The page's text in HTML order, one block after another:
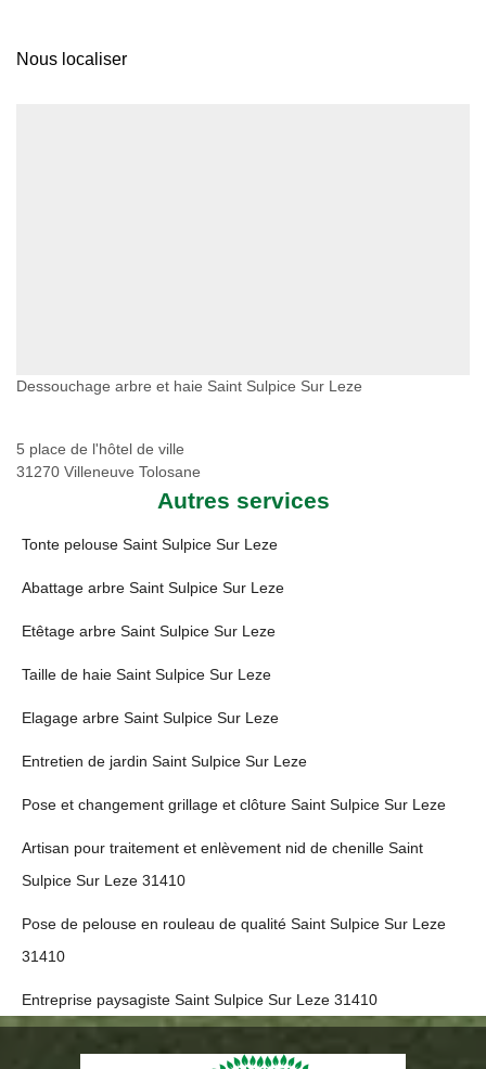
Nous localiser
Dessouchage arbre et haie Saint Sulpice Sur Leze
5 place de l'hôtel de ville
31270 Villeneuve Tolosane
Autres services
Tonte pelouse Saint Sulpice Sur Leze
Abattage arbre Saint Sulpice Sur Leze
Etêtage arbre Saint Sulpice Sur Leze
Taille de haie Saint Sulpice Sur Leze
Elagage arbre Saint Sulpice Sur Leze
Entretien de jardin Saint Sulpice Sur Leze
Pose et changement grillage et clôture Saint Sulpice Sur Leze
Artisan pour traitement et enlèvement nid de chenille Saint
Sulpice Sur Leze 31410
Pose de pelouse en rouleau de qualité Saint Sulpice Sur Leze
31410
Entreprise paysagiste Saint Sulpice Sur Leze 31410